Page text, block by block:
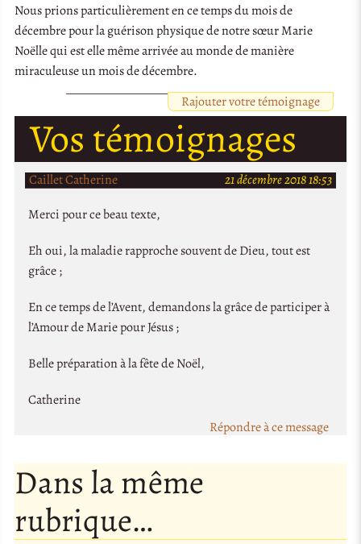
Nous prions particulièrement en ce temps du mois de
décembre pour la guérison physique de notre sœur Marie
Noëlle qui est elle même arrivée au monde de manière
miraculeuse un mois de décembre.
Rajouter votre témoignage
Vos témoignages
Caillet Catherine
21 décembre 2018 18:53
Merci pour ce beau texte,
Eh oui, la maladie rapproche souvent de Dieu, tout est
grâce ;
En ce temps de l’Avent, demandons la grâce de participer à
l’Amour de Marie pour Jésus ;
Belle préparation à la fête de Noël,
Catherine
Répondre à ce message
Dans la même
rubrique…